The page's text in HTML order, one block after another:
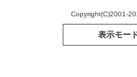
Copyright(C)2001-
表示モー